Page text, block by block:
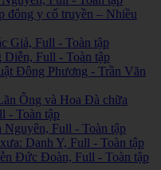
đông y cổ truyền – Nhiều
Giả, Full - Toàn tập
Full - Toàn tập
Đông Phương - Trần Văn
Ông và Hoa Đà chữa
- Toàn tập
Full - Toàn tập
Danh Y, Full - Toàn tập
Đức Đoàn, Full - Toàn tập